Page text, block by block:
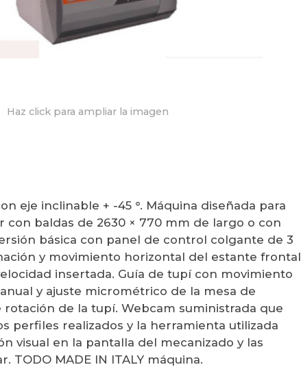
Haz click para ampliar la imagen
eje inclinable + -45 °. Máquina diseñada para
con baldas de 2630 × 770 mm de largo o con
básica con panel de control colgante de 3
y movimiento horizontal del estante frontal
insertada. Guía de tupí con movimiento
y ajuste micrométrico de la mesa de
rotación de la tupí. Webcam suministrada que
perfiles realizados y la herramienta utilizada
visual en la pantalla del mecanizado y las
TODO MADE IN ITALY máquina.